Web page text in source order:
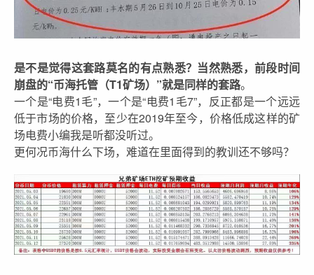
是不是觉得这套路莫名的有点熟悉？当然熟悉，前段时间
崩盘的“币海托管（T1矿场）”就是同样的套路。
一个是“电费1毛”，一个是“电费1毛7”，反正都是一个远远
低于市场的价格，至少在2019年至今，价格低成这样的矿
场电费小编我是听都没听过。
更何况币海什么下场，难道在里面得到的教训还不够吗？